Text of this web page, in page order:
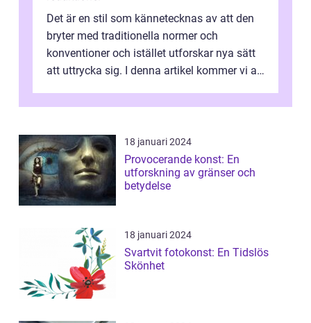
Det är en stil som kännetecknas av att den
bryter med traditionella normer och
konventioner och istället utforskar nya sätt
att uttrycka sig. I denna artikel kommer vi att
18 januari 2024
Provocerande konst: En
utforskning av gränser och
betydelse
18 januari 2024
Svartvit fotokonst: En Tidslös
Skönhet